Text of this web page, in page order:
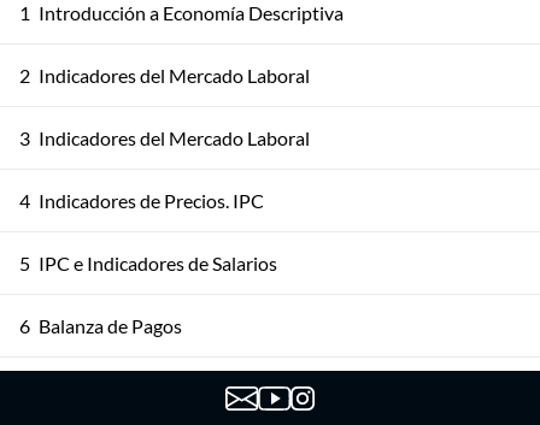
1 Introducción a Economía Descriptiva
2 Indicadores del Mercado Laboral
3 Indicadores del Mercado Laboral
4 Indicadores de Precios. IPC
5 IPC e Indicadores de Salarios
6 Balanza de Pagos
Indicadores de la Actividad Económica